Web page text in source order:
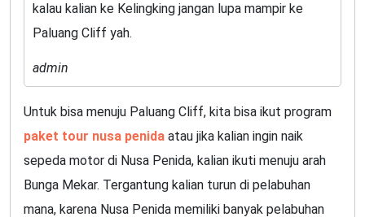
kalau kalian ke Kelingking jangan lupa mampir ke
Paluang Cliff yah.
admin
Untuk bisa menuju Paluang Cliff, kita bisa ikut program
paket tour nusa penida atau jika kalian ingin naik
sepeda motor di Nusa Penida, kalian ikuti menuju arah
Bunga Mekar. Tergantung kalian turun di pelabuhan
mana, karena Nusa Penida memiliki banyak pelabuhan